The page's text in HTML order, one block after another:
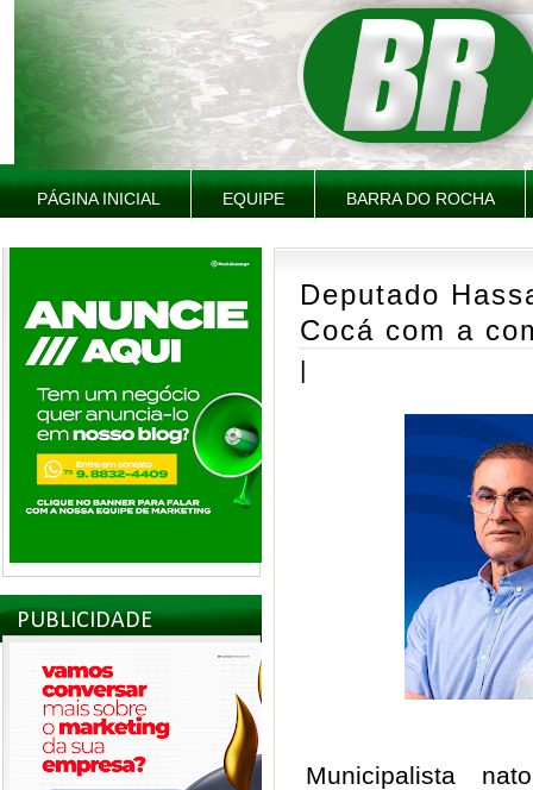
PÁGINA INICIAL EQUIPE BARRA DO ROCHA
PUBLICIDADE
Deputado
Cocá com a
|
Municipalista